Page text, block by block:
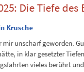
Die Tiefe des
Krusche
mir unscharf geworden.
in klar gesetzter
vieles berührt